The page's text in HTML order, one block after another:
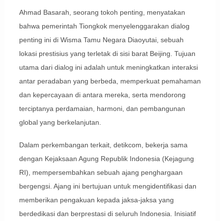
Ahmad Basarah, seorang tokoh penting, menyatakan
bahwa pemerintah Tiongkok menyelenggarakan dialog
penting ini di Wisma Tamu Negara Diaoyutai, sebuah
lokasi prestisius yang terletak di sisi barat Beijing. Tujuan
utama dari dialog ini adalah untuk meningkatkan interaksi
antar peradaban yang berbeda, memperkuat pemahaman
dan kepercayaan di antara mereka, serta mendorong
terciptanya perdamaian, harmoni, dan pembangunan
global yang berkelanjutan.
Dalam perkembangan terkait, detikcom, bekerja sama
dengan Kejaksaan Agung Republik Indonesia (Kejagung
RI), mempersembahkan sebuah ajang penghargaan
bergengsi. Ajang ini bertujuan untuk mengidentifikasi dan
memberikan pengakuan kepada jaksa-jaksa yang
berdedikasi dan berprestasi di seluruh Indonesia. Inisiatif